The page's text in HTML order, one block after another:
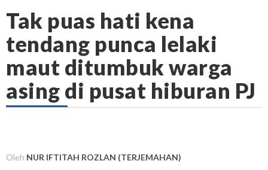
Tak puas hati kena
tendang punca lelaki
maut ditumbuk warga
asing di pusat hiburan PJ
Oleh NUR IFTITAH ROZLAN (TERJEMAHAN)